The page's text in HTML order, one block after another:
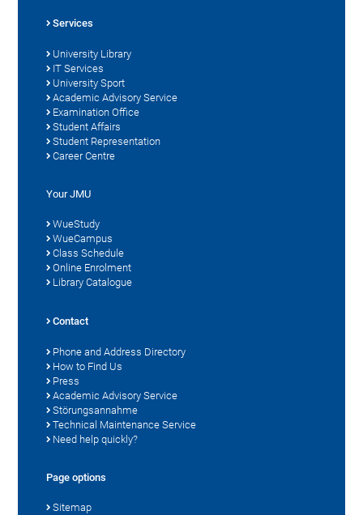
Services
University Library
IT Services
University Sport
Academic Advisory Service
Examination Office
Student Affairs
Student Representation
Career Centre
Your JMU
WueStudy
WueCampus
Class Schedule
Online Enrolment
Library Catalogue
Contact
Phone and Address Directory
How to Find Us
Press
Academic Advisory Service
Störungsannahme
Technical Maintenance Service
Need help quickly?
Page options
Sitemap